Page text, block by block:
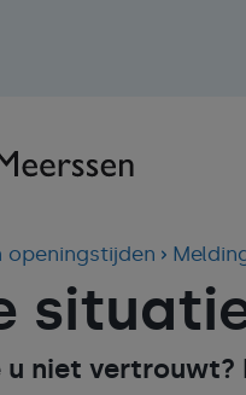
openingstijden
niet vertrouwt?